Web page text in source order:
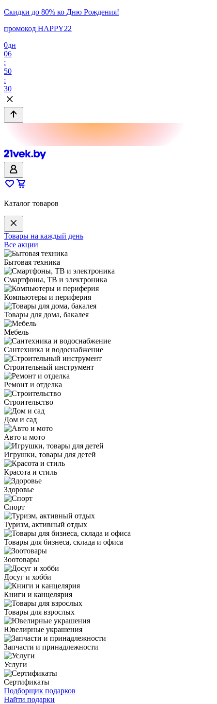
Скидки до 80% ко Дню Рождения!
промокод HAPPY22
0дн
06
:
50
:
30
Каталог товаров
Товары на каждый день
Все акции
Бытовая техника
Смартфоны, ТВ и электроника
Компьютеры и периферия
Товары для дома, бакалея
Мебель
Сантехника и водоснабжение
Строительный инструмент
Ремонт и отделка
Строительство
Дом и сад
Авто и мото
Игрушки, товары для детей
Красота и стиль
Здоровье
Спорт
Туризм, активный отдых
Товары для бизнеса, склада и офиса
Зоотовары
Досуг и хобби
Книги и канцелярия
Товары для взрослых
Ювелирные украшения
Запчасти и принадлежности
Услуги
Сертификаты
Подборщик подарков
Найти подарки